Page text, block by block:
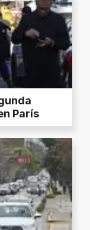
París